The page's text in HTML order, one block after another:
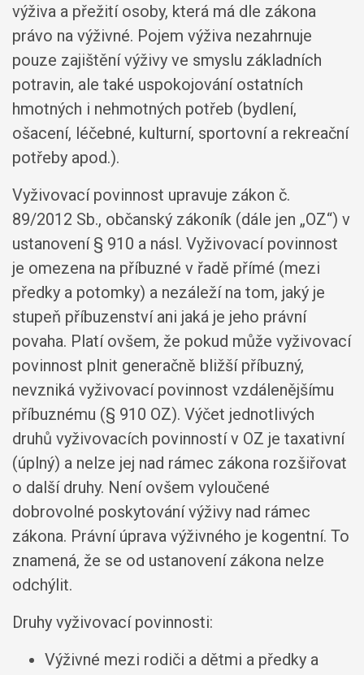
výživa a přežití osoby, která má dle zákona
právo na výživné. Pojem výživa nezahrnuje
pouze zajištění výživy ve smyslu základních
potravin, ale také uspokojování ostatních
hmotných i nehmotných potřeb (bydlení,
ošacení, léčebné, kulturní, sportovní a rekreační
potřeby apod.).
Vyživovací povinnost upravuje zákon č.
89/2012 Sb., občanský zákoník (dále jen „OZ“) v
ustanovení § 910 a násl. Vyživovací povinnost
je omezena na příbuzné v řadě přímé (mezi
předky a potomky) a nezáleží na tom, jaký je
stupeň příbuzenství ani jaká je jeho právní
povaha. Platí ovšem, že pokud může vyživovací
povinnost plnit generačně bližší příbuzný,
nevzniká vyživovací povinnost vzdálenějšímu
příbuznému (§ 910 OZ). Výčet jednotlivých
druhů vyživovacích povinností v OZ je taxativní
(úplný) a nelze jej nad rámec zákona rozšiřovat
o další druhy. Není ovšem vyloučené
dobrovolné poskytování výživy nad rámec
zákona. Právní úprava výživného je kogentní. To
znamená, že se od ustanovení zákona nelze
odchýlit.
Druhy vyživovací povinnosti:
Výživné mezi rodiči a dětmi a předky a